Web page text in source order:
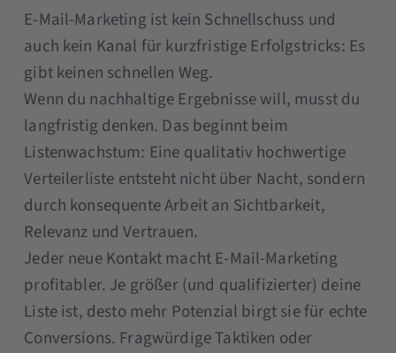
E-Mail-Marketing ist kein Schnellschuss und
auch kein Kanal für kurzfristige Erfolgstricks: Es
gibt keinen schnellen Weg.
Wenn du nachhaltige Ergebnisse will, musst du
langfristig denken. Das beginnt beim
Listenwachstum: Eine qualitativ hochwertige
Verteilerliste entsteht nicht über Nacht, sondern
durch konsequente Arbeit an Sichtbarkeit,
Relevanz und Vertrauen.
Jeder neue Kontakt macht E-Mail-Marketing
profitabler. Je größer (und qualifizierter) deine
Liste ist, desto mehr Potenzial birgt sie für echte
Conversions. Fragwürdige Taktiken oder